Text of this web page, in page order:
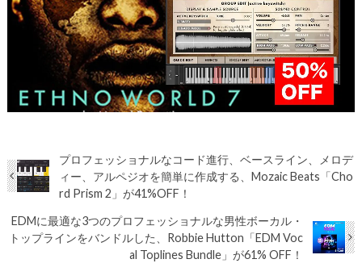
プロフェッショナルなコード進行、ベースライン、メロデ
ィー、アルペジオを簡単に作成する、Mozaic Beats「Cho
rd Prism 2」が41%OFF！
EDMに最適な3つのプロフェッショナルな男性ボーカル・
トップラインをバンドルした、Robbie Hutton「EDM Voc
al Toplines Bundle」が61% OFF！